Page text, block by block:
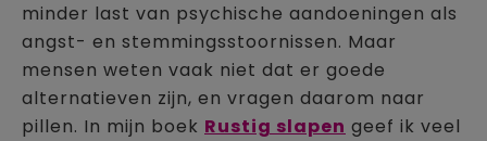
minder last van psychische aandoeningen als
angst- en stemmingsstoornissen. Maar
mensen weten vaak niet dat er goede
alternatieven zijn, en vragen daarom naar
pillen. In mijn boek Rustig slapen geef ik veel